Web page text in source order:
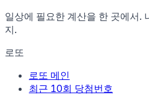
일상에 필요한 계산을 한 곳에서.
지.
로또
로또 메인
최근 10회 당첨번호